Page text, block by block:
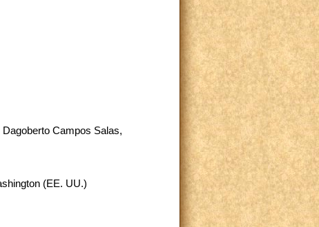
Campos Salas,
(EE. UU.)